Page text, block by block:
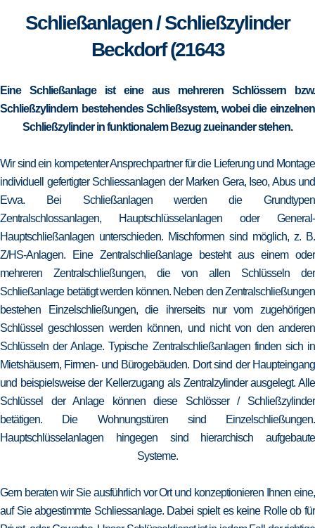
Schließanlagen / Schließzylinder
Beckdorf (21643
Eine Schließanlage ist eine aus mehreren Schlössern bzw.
Schließzylindern bestehendes Schließsystem, wobei die einzelnen
Schließzylinder in funktionalem Bezug zueinander stehen.
Wir sind ein kompetenter Ansprechpartner für die Lieferung und Montage
individuell gefertigter Schliessanlagen der Marken Gera, Iseo, Abus und
Evva. Bei Schließanlagen werden die Grundtypen
Zentralschlossanlagen, Hauptschlüsselanlagen oder General-
Hauptschließanlagen unterschieden. Mischformen sind möglich, z. B.
Z/HS-Anlagen. Eine Zentralschließanlage besteht aus einem oder
mehreren Zentralschließungen, die von allen Schlüsseln der
Schließanlage betätigt werden können. Neben den Zentralschließungen
bestehen Einzelschließungen, die ihrerseits nur vom zugehörigen
Schlüssel geschlossen werden können, und nicht von den anderen
Schlüsseln der Anlage. Typische Zentralschließanlagen finden sich in
Mietshäusern, Firmen- und Bürogebäuden. Dort sind der Haupteingang
und beispielsweise der Kellerzugang als Zentralzylinder ausgelegt. Alle
Schlüssel der Anlage können diese Schlösser / Schließzylinder
betätigen. Die Wohnungstüren sind Einzelschließungen.
Hauptschlüsselanlagen hingegen sind hierarchisch aufgebaute
Systeme.
Gern beraten wir Sie ausführlich vor Ort und konzeptionieren Ihnen eine,
auf Sie abgestimmte Schliessanlage. Dabei spielt es keine Rolle ob für